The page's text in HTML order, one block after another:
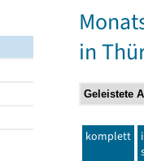
in
komplett